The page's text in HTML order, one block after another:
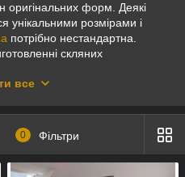
оригінальних форм. Деякі
унікальними розмірами і
потрібно нестандартна.
скляних
кабіну на
кабін
все
0 Фільтри